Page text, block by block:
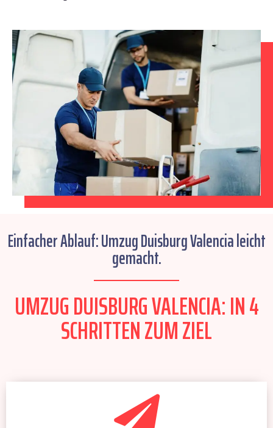
Einfacher Ablauf: Umzug Duisburg Valencia leicht
gemacht.
UMZUG DUISBURG VALENCIA: IN 4
SCHRITTEN ZUM ZIEL